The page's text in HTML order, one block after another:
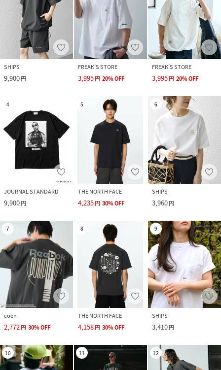
SHIPS
9,900円
FREAK’S STORE
3,995円 20%OFF
FREAK’S STORE
3,995円 20%OFF
4
JOURNAL STANDARD
9,900円
5
THE NORTH FACE
4,235円 30%OFF
6
SHIPS
3,960円
7
coen
2,772円 30%OFF
8
THE NORTH FACE
4,158円 30%OFF
9
SHIPS
3,410円
10 11 12